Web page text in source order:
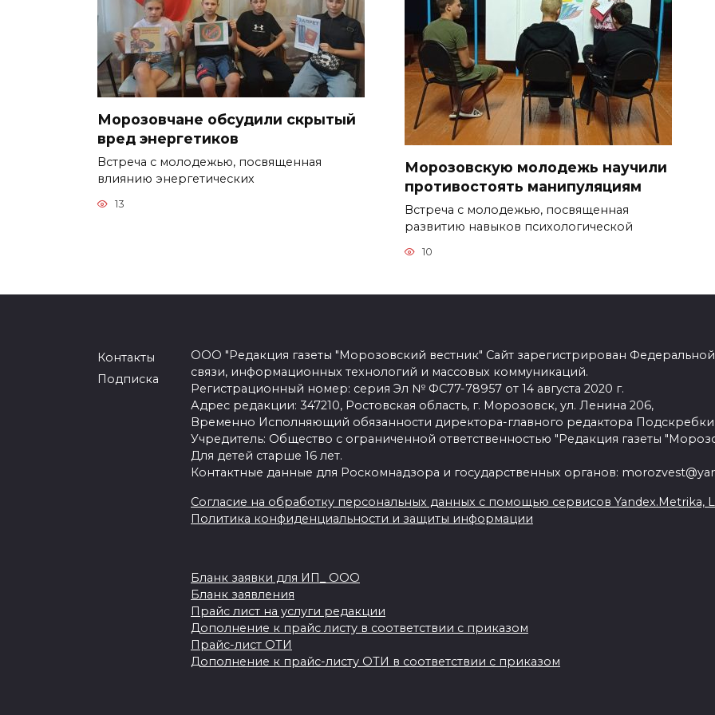
Морозовчане обсудили скрытый
вред энергетиков
Встреча с молодежью, посвященная
влиянию энергетических
13
Морозовскую молодежь научили
противостоять манипуляциям
Встреча с молодежью, посвященная
развитию навыков психологической
10
Контакты
Подписка
ООО "Редакция газеты "Морозовский вестник" Сайт зарегистрирован
связи, информационных технологий и массовых коммуникаций.
Регистрационный номер: серия Эл № ФС77-78957 от 14 августа 2020 г.
Адрес редакции: 347210, Ростовская область, г. Морозовск, ул. Ленина 206,
Временно Исполняющий обязанности директора-главного редактора
Учредитель: Общество с ограниченной ответственностью "Редакция газеты
Для детей старше 16 лет.
Контактные данные для Роскомнадзора и государственных органов:
Согласие на обработку персональных данных с помощью сервисов Yandex.Metrika,
Политика конфиденциальности и защиты информации
Бланк заявки для ИП_ ООО
Бланк заявления
Прайс лист на услуги редакции
Дополнение к прайс листу в соответствии с приказом
Прайс-лист ОТИ
Дополнение к прайс-листу ОТИ в соответствии с приказом